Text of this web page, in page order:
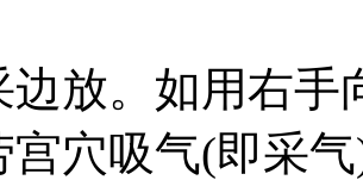
。如用右手
宫穴吸气(即采